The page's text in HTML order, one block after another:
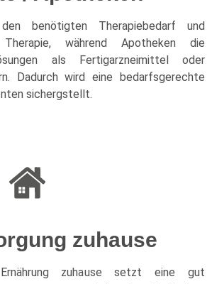
benötigten Therapiebedarf und
während Apotheken die
als Fertigarzneimittel oder
Dadurch wird eine bedarfsgerechte
sichergstellt.
zuhause
zuhause setzt eine gut